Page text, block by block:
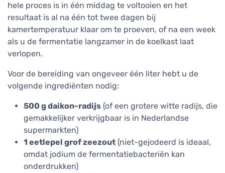
hele proces is in één middag te voltooien en het
resultaat is al na één tot twee dagen bij
kamertemperatuur klaar om te proeven, of na een week
als u de fermentatie langzamer in de koelkast laat
verlopen.
Voor de bereiding van ongeveer één liter hebt u de
volgende ingrediënten nodig:
500 g daikon-radijs (of een grotere witte radijs, die
gemakkelijker verkrijgbaar is in Nederlandse
supermarkten)
1 eetlepel grof zeezout (niet-gejodeerd is ideaal,
omdat jodium de fermentatiebacteriën kan
onderdrukken)